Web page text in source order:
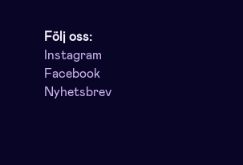
Följ oss:
Instagram
Facebook
Nyhetsbrev